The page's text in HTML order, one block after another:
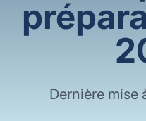
Dernière mise